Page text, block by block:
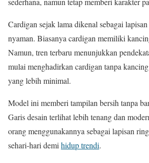
Cardigan sejak lama dikenal sebagai
nyaman. Biasanya cardigan memiliki
Namun, tren terbaru menunjukkan
mulai menghadirkan cardigan tanpa
yang lebih minimal.
Model ini memberi tampilan bersih tanpa
Garis desain terlihat lebih tenang dan
orang menggunakannya sebagai lapisan
sehari-hari demi hidup trendi.